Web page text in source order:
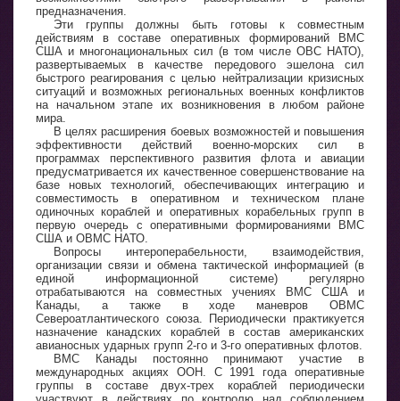
предназначения.
Эти группы должны быть готовы к совместным
действиям в составе оперативных формирований ВМС
США и многонациональных сил (в том числе ОВС НАТО),
развертываемых в качестве передового эшелона сил
быстрого реагирования с целью нейтрализации кризисных
ситуаций и возможных региональных военных конфликтов
на начальном этапе их возникновения в любом районе
мира.
В целях расширения боевых возможностей и повышения
эффективности действий военно-морских сил в
программах перспективного развития флота и авиации
предусматривается их качественное совершенствование на
базе новых технологий, обеспечивающих интеграцию и
совместимость в оперативном и техническом плане
одиночных кораблей и оперативных корабельных групп в
первую очередь с оперативными формированиями ВМС
США и ОВМС НАТО.
Вопросы интероперабельности, взаимодействия,
организации связи и обмена тактической информацией (в
единой информационной системе) регулярно
отрабатываются на совместных учениях ВМС США и
Канады, а также в ходе маневров ОВМС
Североатлантического союза. Периодически практикуется
назначение канадских кораблей в состав американских
авианосных ударных групп 2-го и 3-го оперативных флотов.
ВМС Канады постоянно принимают участие в
международных акциях ООН. С 1991 года оперативные
группы в составе двух-трех кораблей периодически